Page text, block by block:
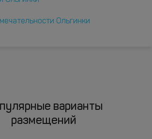
Ольгинки
варианты
размещений